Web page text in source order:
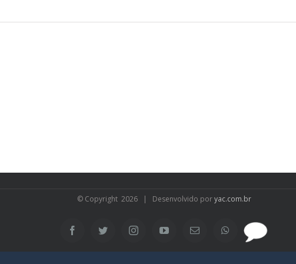
© Copyright 2026 | Desenvolvido poryac.com.br
FacebookTwitter InstagramYouTubeEmail WhatsApp
SAC